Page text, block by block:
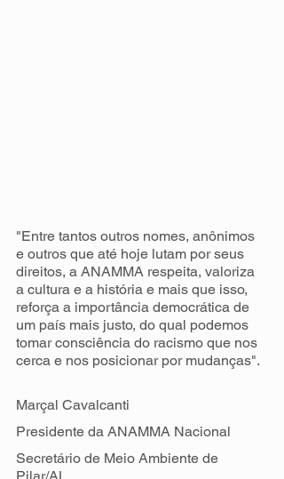
"Entre tantos outros nomes, anônimos
e outros que até hoje lutam por seus
direitos, a ANAMMA respeita, valoriza
a cultura e a história e mais que isso,
reforça a importância democrática de
um país mais justo, do qual podemos
tomar consciência do racismo que nos
cerca e nos posicionar por mudanças".
Marçal Cavalcanti
Presidente da ANAMMA Nacional
Secretário de Meio Ambiente de